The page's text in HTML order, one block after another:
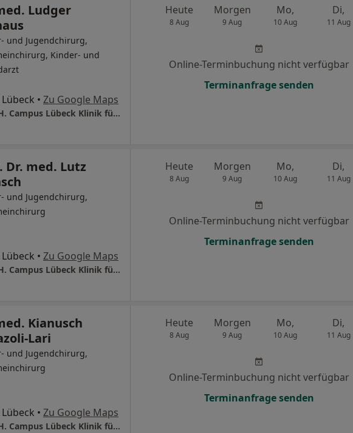
Ludger
und Jugendchirurg,
Kinder- und
• Zu Google Maps
Universitätsklinikum S.-H. Campus Lübeck Klinik für Kinderchirurgie
Heute
8 Aug
Morgen
9 Aug
Mo,
10 Aug
Di,
11 Aug
Online-Terminbuchung nicht verfügbar
Terminanfrage senden
Dr. med. Lutz
und Jugendchirurg,
• Zu Google Maps
Universitätsklinikum S.-H. Campus Lübeck Klinik für Kinderchirurgie
Heute
8 Aug
Morgen
9 Aug
Mo,
10 Aug
Di,
11 Aug
Online-Terminbuchung nicht verfügbar
Terminanfrage senden
Kianusch
Lari
und Jugendchirurg,
• Zu Google Maps
Universitätsklinikum S.-H. Campus Lübeck Klinik für Kinderchirurgie
Heute
8 Aug
Morgen
9 Aug
Mo,
10 Aug
Di,
11 Aug
Online-Terminbuchung nicht verfügbar
Terminanfrage senden